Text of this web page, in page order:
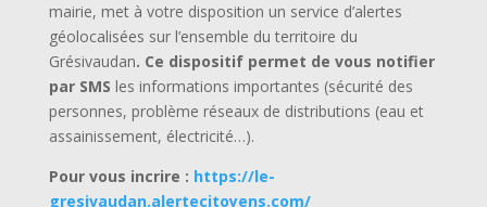
mairie, met à votre disposition un service d’alertes
géolocalisées sur l’ensemble du territoire du
Grésivaudan. Ce dispositif permet de vous notifier
par SMS les informations importantes (sécurité des
personnes, problème réseaux de distributions (eau et
assainissement, électricité…).
Pour vous incrire : https://le-
gresivaudan.alertecitoyens.com/